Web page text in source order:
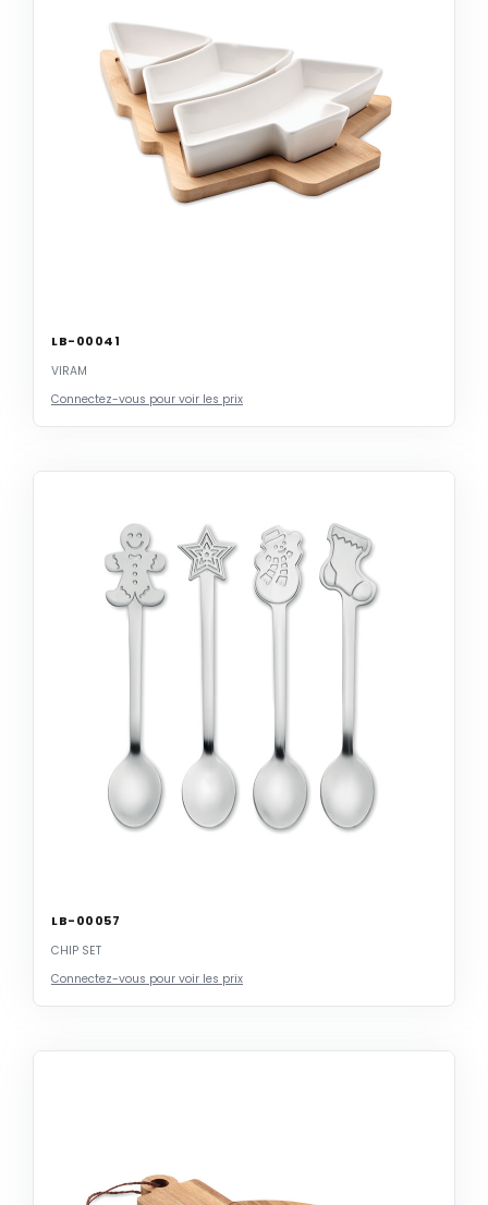
LB-00041
VIRAM
Connectez-vous pour voir les prix
LB-00057
CHIP SET
Connectez-vous pour voir les prix